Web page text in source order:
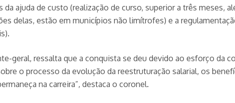
ajuda de custo (realização de curso, superior a três meses,
delas, estão em municípios não limítrofes) e a
geral, ressalta que a conquista se deu devido ao esforço da
o processo da evolução da reestruturação salarial, os
na carreira”, destaca o coronel.